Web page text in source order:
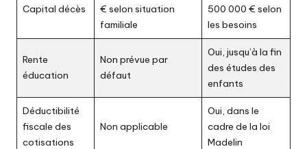
Capital décès
€ selon situation
familiale
500 000 € selon
les besoins
Rente
éducation
Non prévue par
défaut
Oui, jusqu’à la fin
des études des
enfants
Déductibilité
fiscale des
cotisations
Non applicable
Oui, dans le
cadre de la loi
Madelin